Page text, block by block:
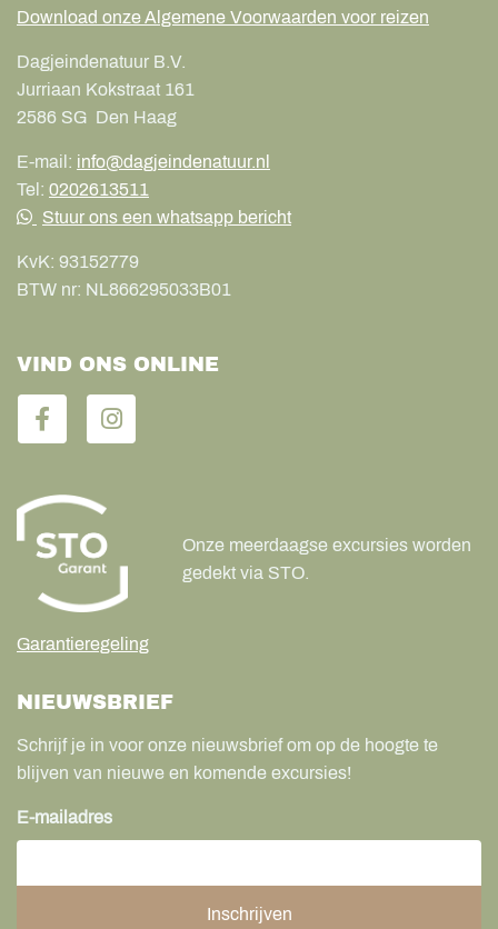
Download onze Algemene Voorwaarden voor reizen
Dagjeindenatuur B.V.
Jurriaan Kokstraat 161
2586 SG Den Haag
E-mail: info@dagjeindenatuur.nl
Tel: 0202613511
Stuur ons een whatsapp bericht
KvK: 93152779
BTW nr: NL866295033B01
VIND ONS ONLINE
Garantieregeling
Onze meerdaagse excursies worden
gedekt via STO.
NIEUWSBRIEF
Schrijf je in voor onze nieuwsbrief om op de hoogte te
blijven van nieuwe en komende excursies!
E-mailadres